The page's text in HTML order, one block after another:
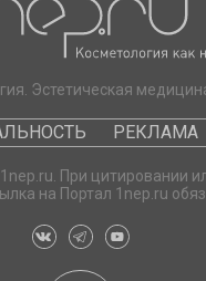
Эстетическая
РЕКЛАМА
При цитировании
на Портал 1nep.ru